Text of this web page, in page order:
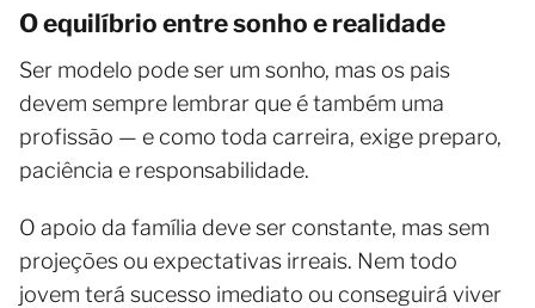
O equilíbrio entre sonho e realidade
Ser modelo pode ser um sonho, mas os pais
devem sempre lembrar que é também uma
profissão — e como toda carreira, exige preparo,
paciência e responsabilidade.
O apoio da família deve ser constante, mas sem
projeções ou expectativas irreais. Nem todo
jovem terá sucesso imediato ou conseguirá viver